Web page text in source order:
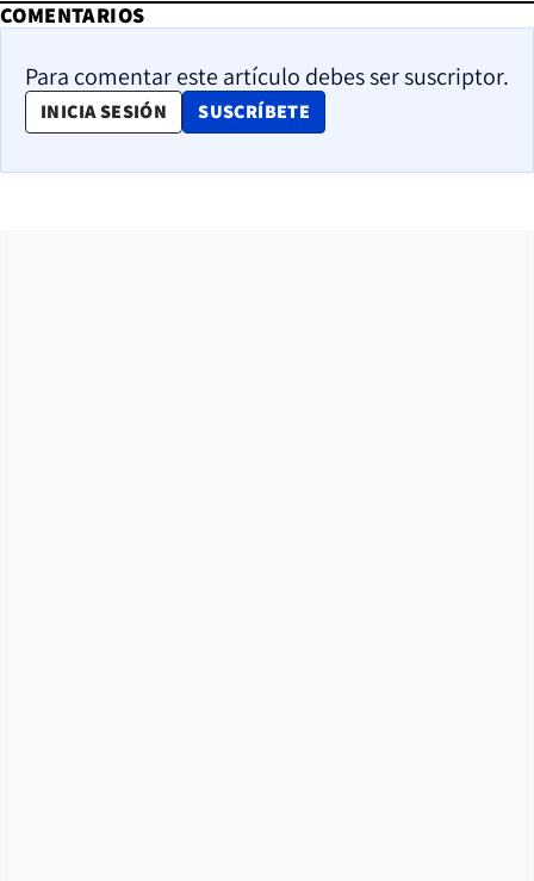
COMENTARIOS
Para comentar este artículo debes ser suscriptor.
INICIA SESIÓN SUSCRÍBETE
OPENS IN NEW WINDOW